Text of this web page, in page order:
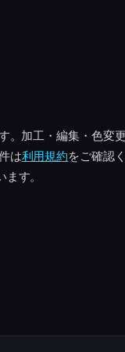
。加工・編集・色変
は利用規約をご確認
す。